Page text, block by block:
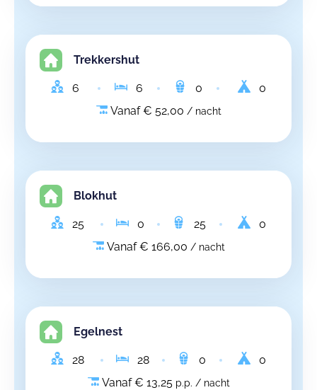
Trekkershut
6 6 0
0
Vanaf € 52,00 / nacht
Blokhut
25 0 25
0
Vanaf € 166,00 / nacht
Egelnest
28 28 0
0
Vanaf € 13,25 p.p. / nacht